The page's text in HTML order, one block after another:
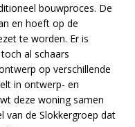
bouwproces. De
en hoeft op de
te worden. Er is
al schaars
op verschillende
in ontwerp- en
deze woning samen
van de Slokkergroep dat